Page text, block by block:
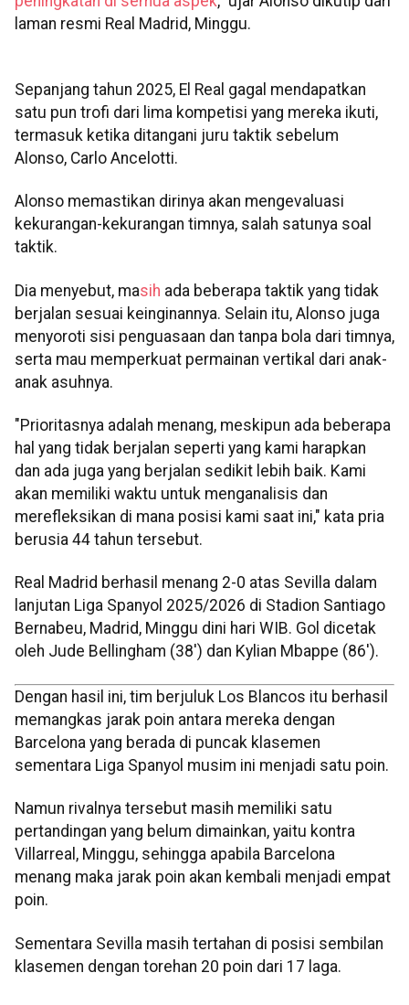
laman resmi Real Madrid, Minggu.
Sepanjang tahun 2025, El Real gagal mendapatkan
satu pun trofi dari lima kompetisi yang mereka ikuti,
termasuk ketika ditangani juru taktik sebelum
Alonso, Carlo Ancelotti.
Alonso memastikan dirinya akan mengevaluasi
kekurangan-kekurangan timnya, salah satunya soal
taktik.
Dia menyebut, masih ada beberapa taktik yang tidak
berjalan sesuai keinginannya. Selain itu, Alonso juga
menyoroti sisi penguasaan dan tanpa bola dari timnya,
serta mau memperkuat permainan vertikal dari anak-
anak asuhnya.
"Prioritasnya adalah menang, meskipun ada beberapa
hal yang tidak berjalan seperti yang kami harapkan
dan ada juga yang berjalan sedikit lebih baik. Kami
akan memiliki waktu untuk menganalisis dan
merefleksikan di mana posisi kami saat ini," kata pria
berusia 44 tahun tersebut.
Real Madrid berhasil menang 2-0 atas Sevilla dalam
lanjutan Liga Spanyol 2025/2026 di Stadion Santiago
Bernabeu, Madrid, Minggu dini hari WIB. Gol dicetak
oleh Jude Bellingham (38') dan Kylian Mbappe (86').
Dengan hasil ini, tim berjuluk Los Blancos itu berhasil
memangkas jarak poin antara mereka dengan
Barcelona yang berada di puncak klasemen
sementara Liga Spanyol musim ini menjadi satu poin.
Namun rivalnya tersebut masih memiliki satu
pertandingan yang belum dimainkan, yaitu kontra
Villarreal, Minggu, sehingga apabila Barcelona
menang maka jarak poin akan kembali menjadi empat
poin.
Sementara Sevilla masih tertahan di posisi sembilan
klasemen dengan torehan 20 poin dari 17 laga.